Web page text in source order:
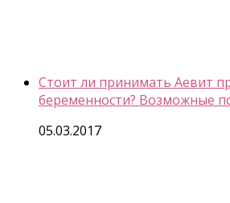
Стоит ли принимать Аевит
беременности? Возможные
05.03.2017